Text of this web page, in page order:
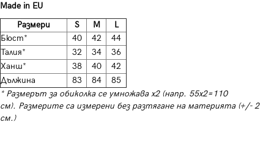
Made in EU
Размери
S M
L
Бюст*
40 42
44
Талия*
32 34
36
Ханш*
38 40
42
Дължина
83 84
85
* Размерът за обиколка се умножава х2 (напр. 55х2=110
см). Размерите са измерени без разтягане на материята (+/- 2
см.)